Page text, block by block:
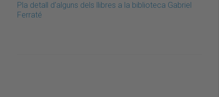
Pla detall d'alguns dels llibres a la biblioteca Gabriel
Ferraté